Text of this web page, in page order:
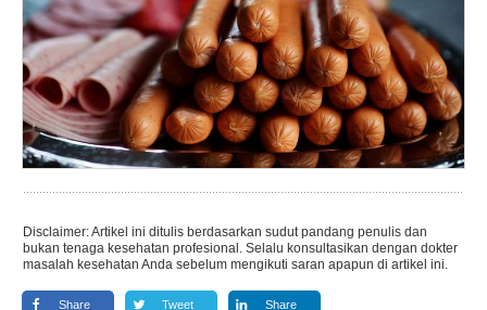
Disclaimer: Artikel ini ditulis berdasarkan sudut pandang penulis dan
bukan tenaga kesehatan profesional. Selalu konsultasikan dengan dokter
masalah kesehatan Anda sebelum mengikuti saran apapun di artikel ini.
Share Tweet Share